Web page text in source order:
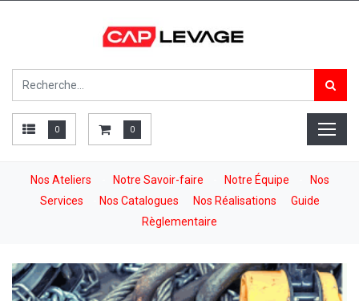
0 0
Nos Ateliers Notre Savoir-faire Notre Équipe
Nos
Services
Nos Catalogues Nos Réalisations
Guide
Règlementaire